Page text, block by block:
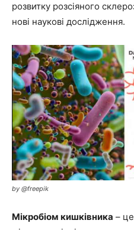
розвитку розсіяного
нові наукові дослідження.
by @freepik
Мікробіом кишківника –